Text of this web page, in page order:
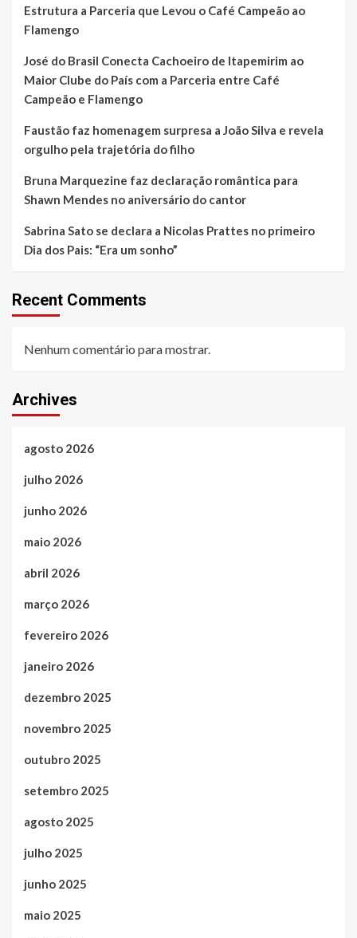
Estrutura a Parceria que Levou o Café Campeão ao
Flamengo
José do Brasil Conecta Cachoeiro de Itapemirim ao
Maior Clube do País com a Parceria entre Café
Campeão e Flamengo
Faustão faz homenagem surpresa a João Silva e revela
orgulho pela trajetória do filho
Bruna Marquezine faz declaração romântica para
Shawn Mendes no aniversário do cantor
Sabrina Sato se declara a Nicolas Prattes no primeiro
Dia dos Pais: “Era um sonho”
Recent Comments
Nenhum comentário para mostrar.
Archives
agosto 2026
julho 2026
junho 2026
maio 2026
abril 2026
março 2026
fevereiro 2026
janeiro 2026
dezembro 2025
novembro 2025
outubro 2025
setembro 2025
agosto 2025
julho 2025
junho 2025
maio 2025